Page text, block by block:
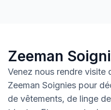
Zeeman
Venez nous rendre visite
Zeeman Soignies pour
de vêtements, de linge